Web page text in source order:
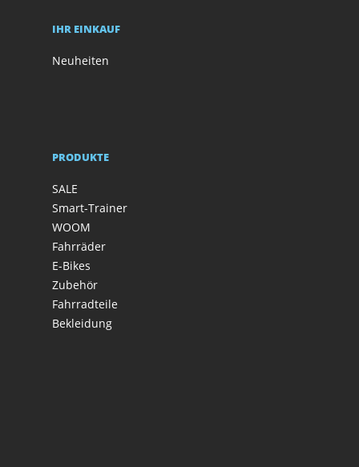
IHR EINKAUF
Neuheiten
PRODUKTE
SALE
Smart-Trainer
WOOM
Fahrräder
E-Bikes
Zubehör
Fahrradteile
Bekleidung